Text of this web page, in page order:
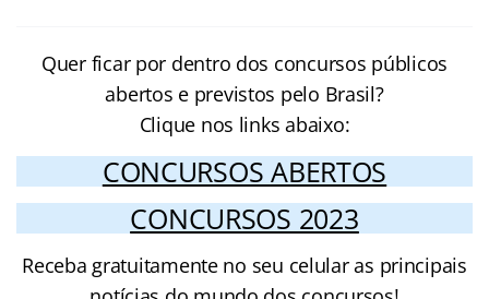
Quer ficar por dentro dos concursos públicos
abertos e previstos pelo Brasil?
Clique nos links abaixo:
CONCURSOS ABERTOS
CONCURSOS 2023
Receba gratuitamente no seu celular as principais